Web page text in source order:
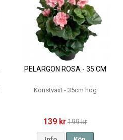
PELARGON ROSA - 35 CM
Konstväxt - 35cm hög
139 kr199 kr